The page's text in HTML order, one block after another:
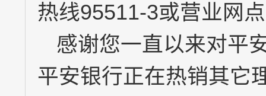
热线95511-3或营业网
感谢您一直以来对平
平安银行正在热销其它